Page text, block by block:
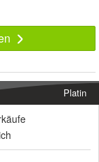
Platin